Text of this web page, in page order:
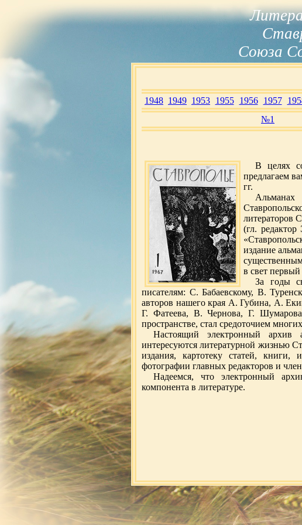
Союза
1948 1949 1953 1955 1956 1957
№1
В целях
предлагаем
гг.
литераторов
(гл.
издание
в свет
За годы
писателям: С. Бабаевскому, В.
авторов нашего края А. Губина, А.
Г. Фатеева, В. Чернова, Г.
пространстве, стал средоточием
Настоящий электронный архив
интересуются литературной жизнью
издания, картотеку статей, книги,
фотографии главных редакторов и
Надеемся, что электронный
компонента в литературе.